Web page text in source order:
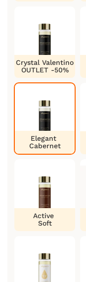
Crystal Valentino
OUTLET -50%
Elegant
Cabernet
Active
Soft